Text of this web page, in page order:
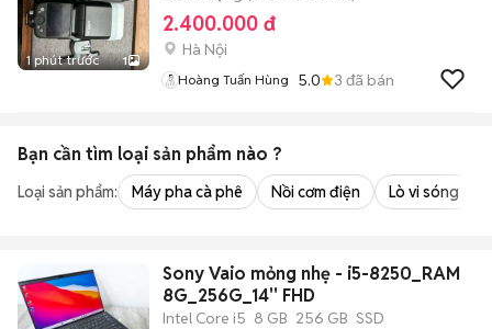
1 phút trước 1
2.400.000 đ
Hà Nội
Hoàng Tuấn Hùng 5.0 3 đã bán
Bạn cần tìm loại sản phẩm nào ?
Loại sản phẩm: Máy pha cà phê Nồi cơm điện Lò vi sóng
Sony Vaio mỏng nhẹ - i5-8250_RAM
8G_256G_14'' FHD
Intel Core i5 8 GB 256 GB SSD